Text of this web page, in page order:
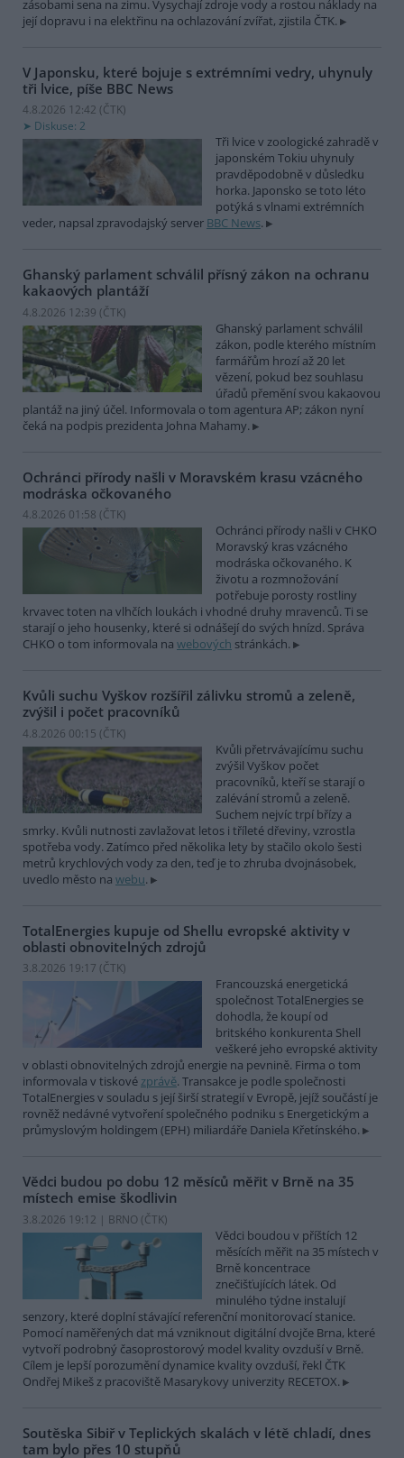
zásobami sena na zimu. Vysychají zdroje vody a rostou náklady na
její dopravu i na elektřinu na ochlazování zvířat, zjistila ČTK.
V Japonsku, které bojuje s extrémními vedry, uhynuly
tři lvice, píše BBC News
4.8.2026 12:42 (ČTK)
Diskuse: 2
Tři lvice v zoologické zahradě v
japonském Tokiu uhynuly
pravděpodobně v důsledku
horka. Japonsko se toto léto
potýká s vlnami extrémních
veder, napsal zpravodajský server BBC News.
Ghanský parlament schválil přísný zákon na ochranu
kakaových plantáží
4.8.2026 12:39 (ČTK)
Ghanský parlament schválil
zákon, podle kterého místním
farmářům hrozí až 20 let
vězení, pokud bez souhlasu
úřadů přemění svou kakaovou
plantáž na jiný účel. Informovala o tom agentura AP; zákon nyní
čeká na podpis prezidenta Johna Mahamy.
Ochránci přírody našli v Moravském krasu vzácného
modráska očkovaného
4.8.2026 01:58 (ČTK)
Ochránci přírody našli v CHKO
Moravský kras vzácného
modráska očkovaného. K
životu a rozmnožování
potřebuje porosty rostliny
krvavec toten na vlhčích loukách i vhodné druhy mravenců. Ti se
starají o jeho housenky, které si odnášejí do svých hnízd. Správa
CHKO o tom informovala na webových stránkách.
Kvůli suchu Vyškov rozšířil zálivku stromů a zeleně,
zvýšil i počet pracovníků
4.8.2026 00:15 (ČTK)
Kvůli přetrvávajícímu suchu
zvýšil Vyškov počet
pracovníků, kteří se starají o
zalévání stromů a zeleně.
Suchem nejvíc trpí břízy a
smrky. Kvůli nutnosti zavlažovat letos i tříleté dřeviny, vzrostla
spotřeba vody. Zatímco před několika lety by stačilo okolo šesti
metrů krychlových vody za den, teď je to zhruba dvojnásobek,
uvedlo město na webu.
TotalEnergies kupuje od Shellu evropské aktivity v
oblasti obnovitelných zdrojů
3.8.2026 19:17 (ČTK)
Francouzská energetická
společnost TotalEnergies se
dohodla, že koupí od
britského konkurenta Shell
veškeré jeho evropské aktivity
v oblasti obnovitelných zdrojů energie na pevnině. Firma o tom
informovala v tiskovézprávě. Transakce je podle společnosti
TotalEnergies v souladu s její širší strategií v Evropě, jejíž součástí je
rovněž nedávné vytvoření společného podniku s Energetickým a
průmyslovým holdingem (EPH) miliardáře Daniela Křetínského.
Vědci budou po dobu 12 měsíců měřit v Brně na 35
místech emise škodlivin
3.8.2026 19:12 | BRNO (ČTK)
Vědci boudou v příštích 12
měsících měřit na 35 místech v
Brně koncentrace
znečišťujících látek. Od
minulého týdne instalují
senzory, které doplní stávající referenční monitorovací stanice.
Pomocí naměřených dat má vzniknout digitální dvojče Brna, které
vytvoří podrobný časoprostorový model kvality ovzduší v Brně.
Cílem je lepší porozumění dynamice kvality ovzduší, řekl ČTK
Ondřej Mikeš z pracoviště Masarykovy univerzity RECETOX.
Soutěska Sibiř v Teplických skalách v létě chladí, dnes
tam bylo přes 10 stupňů